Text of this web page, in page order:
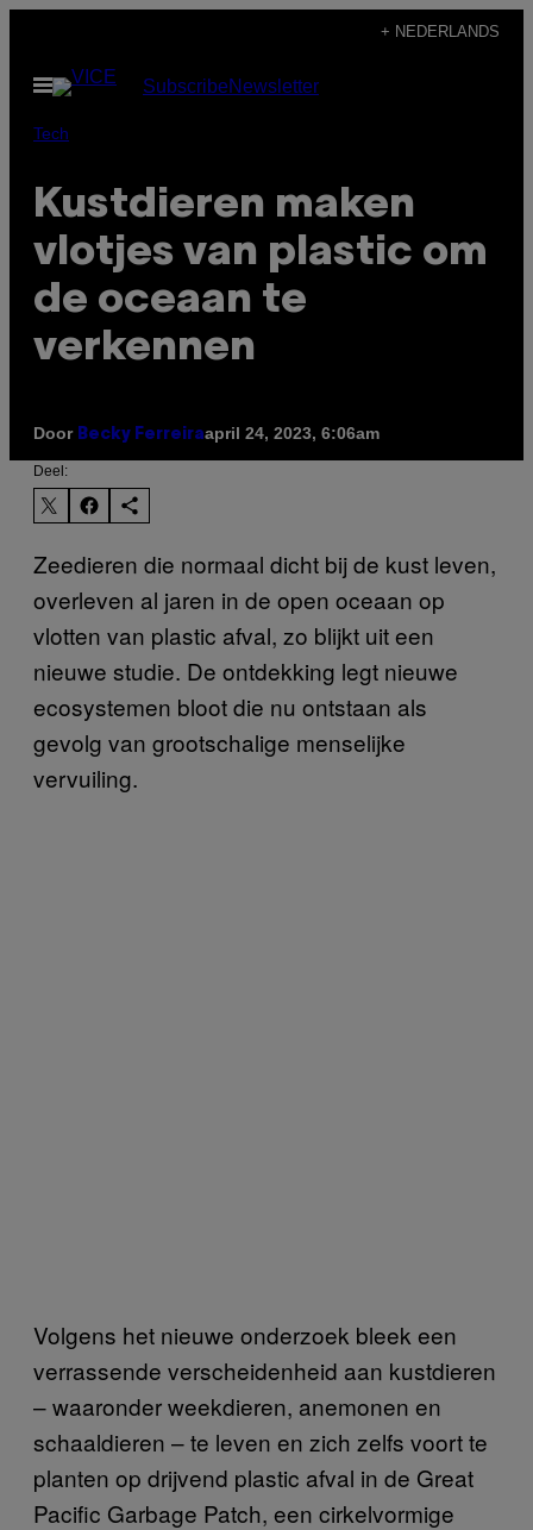
de
inhoud
+ NEDERLANDS
Open
menu
SubscribeNewsletter
Tech
Kustdieren maken
vlotjes van plastic om
de oceaan te
verkennen
Door Becky Ferreiraapril 24, 2023, 6:06am
Deel:
Zeedieren die normaal dicht bij de kust leven,
overleven al jaren in de open oceaan op
vlotten van plastic afval, zo blijkt uit een
nieuwe studie. De ontdekking legt nieuwe
ecosystemen bloot die nu ontstaan als
gevolg van grootschalige menselijke
vervuiling.
Volgens het nieuwe onderzoek bleek een
verrassende verscheidenheid aan kustdieren
– waaronder weekdieren, anemonen en
schaaldieren – te leven en zich zelfs voort te
planten op drijvend plastic afval in de Great
Pacific Garbage Patch, een cirkelvormige